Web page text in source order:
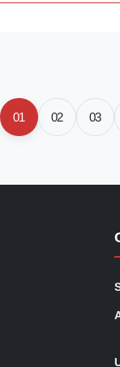
which is
01 02 03